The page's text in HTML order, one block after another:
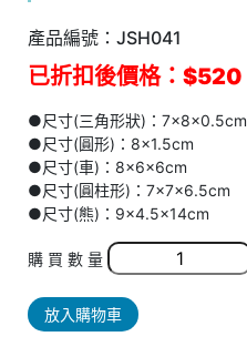
產品編號：JSH041
已折扣後價格：$520
●尺寸(三角形狀)：7×8×0.5cm
●尺寸(圓形)：8×1.5cm
●尺寸(車)：8×6×6cm
●尺寸(圓柱形)：7×7×6.5cm
●尺寸(熊)：9×4.5×14cm
購 買 數 量
放入購物車